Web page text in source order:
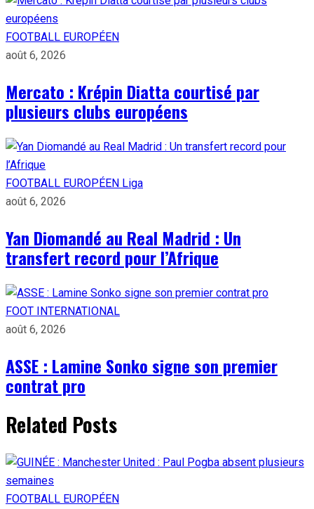
FOOTBALL EUROPÉEN
août 6, 2026
Mercato : Krépin Diatta courtisé par
plusieurs clubs européens
FOOTBALL EUROPÉEN Liga
août 6, 2026
Yan Diomandé au Real Madrid : Un
transfert record pour l’Afrique
FOOT INTERNATIONAL
août 6, 2026
ASSE : Lamine Sonko signe son premier
contrat pro
Related Posts
FOOTBALL EUROPÉEN